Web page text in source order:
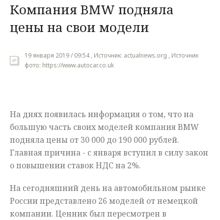
Наука
Культура
Общество
Происшествия
Компания BMW подняла
цены на свои модели
19 января 2019 / 09:54 , Источник: actualnews.org , Источник
фото: https://www.autocar.co.uk
На днях появилась информация о том, что на
большую часть своих моделей компания BMW
подняла цены от 30 000 до 190 000 рублей.
Главная причина - с января вступил в силу закон
о повышении ставок НДС на 2%.
На сегодняшний день на автомобильном рынке
России представлено 26 моделей от немецкой
компании. Ценник был пересмотрен в